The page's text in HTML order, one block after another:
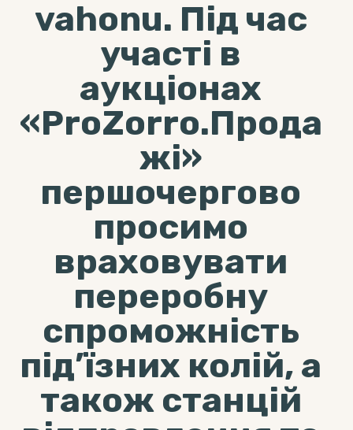
vahonu. Під час
участі в
аукціонах
«ProZorro.Прода
жі»
першочергово
просимо
враховувати
переробну
спроможність
під’їзних колій, а
також станцій